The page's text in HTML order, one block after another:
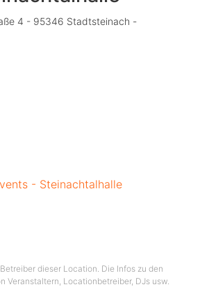
4 - 95346 Stadtsteinach -
- Steinachtalhalle
dieser Location. Die Infos zu den
Veranstaltern, Locationbetreiber, DJs usw.